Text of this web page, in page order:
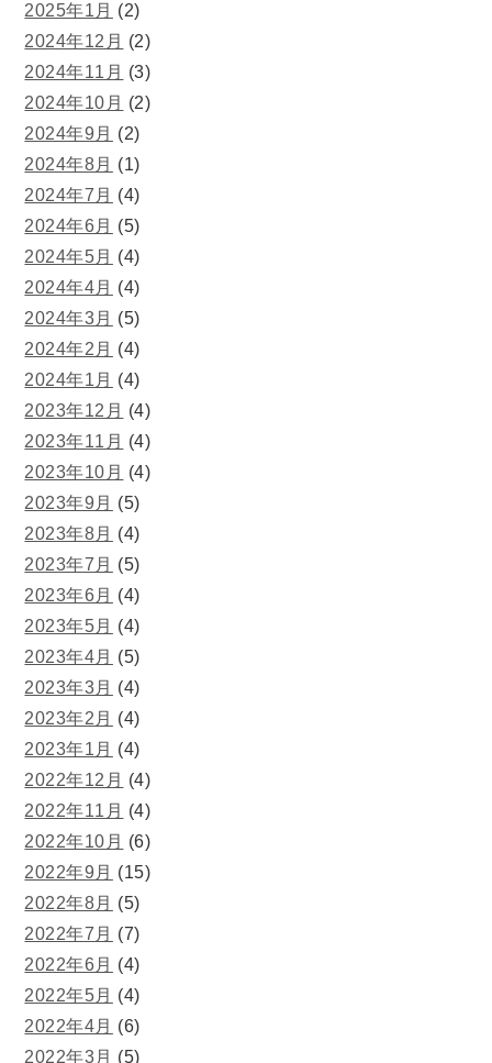
2025年1月 (2)
2024年12月 (2)
2024年11月 (3)
2024年10月 (2)
2024年9月 (2)
2024年8月 (1)
2024年7月 (4)
2024年6月 (5)
2024年5月 (4)
2024年4月 (4)
2024年3月 (5)
2024年2月 (4)
2024年1月 (4)
2023年12月 (4)
2023年11月 (4)
2023年10月 (4)
2023年9月 (5)
2023年8月 (4)
2023年7月 (5)
2023年6月 (4)
2023年5月 (4)
2023年4月 (5)
2023年3月 (4)
2023年2月 (4)
2023年1月 (4)
2022年12月 (4)
2022年11月 (4)
2022年10月 (6)
2022年9月 (15)
2022年8月 (5)
2022年7月 (7)
2022年6月 (4)
2022年5月 (4)
2022年4月 (6)
2022年3月 (5)